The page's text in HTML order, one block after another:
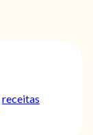
receitas